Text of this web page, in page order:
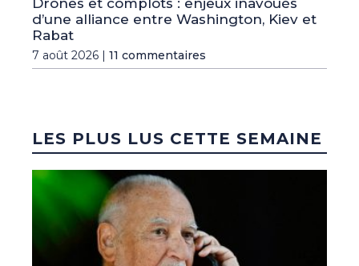
d’une alliance entre Washington, Kiev et
Rabat
7 août 2026 | 11 commentaires
LES PLUS LUS CETTE SEMAINE